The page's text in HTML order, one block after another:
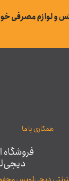
و لوازم مصرفی
همکاری با ما
فروشگاه